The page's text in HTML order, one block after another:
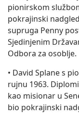
pionirskom
pokrajinski
supruga Penny
Sjedinjenim
Odbora za osoblje.
• David Splane s
rujnu 1963.
kao misionar u
bio pokrajinski